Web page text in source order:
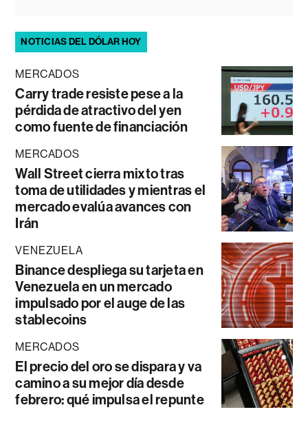
NOTICIAS DEL DÓLAR HOY
MERCADOS
Carry trade resiste pese a la
pérdida de atractivo del yen
como fuente de financiación
MERCADOS
Wall Street cierra mixto tras
toma de utilidades y mientras el
mercado evalúa avances con
Irán
VENEZUELA
Binance despliega su tarjeta en
Venezuela en un mercado
impulsado por el auge de las
stablecoins
MERCADOS
El precio del oro se dispara y va
camino a su mejor día desde
febrero: qué impulsa el repunte